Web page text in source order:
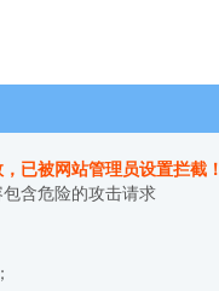
已被网站管理员设置拦截！
含危险的攻击请求